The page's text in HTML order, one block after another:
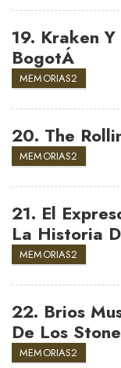
19. Kraken Y
BogotÁ
MEMORIAS2
20. The
MEMORIAS2
21. El
La Historia
MEMORIAS2
22. Brios
De Los
MEMORIAS2